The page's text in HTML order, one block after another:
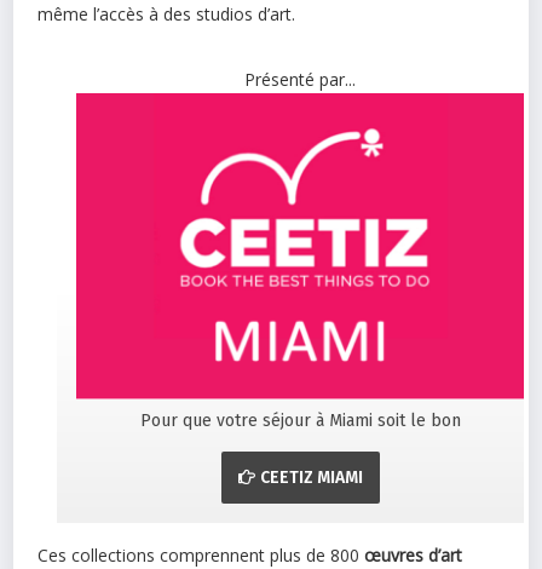
même l’accès à des studios d’art.
Présenté par...
Pour que votre séjour à Miami soit le bon
CEETIZ MIAMI
Ces collections comprennent plus de 800œuvres d’art